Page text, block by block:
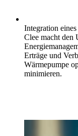
Integration
Clee macht den
Erträge und
Wärmepumpe
minimieren.